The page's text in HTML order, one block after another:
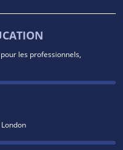
les professionnels,